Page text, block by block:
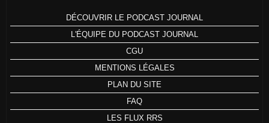
DÉCOUVRIR LE PODCAST JOURNAL
L'ÉQUIPE DU PODCAST JOURNAL
CGU
MENTIONS LÉGALES
PLAN DU SITE
FAQ
LES FLUX RRS